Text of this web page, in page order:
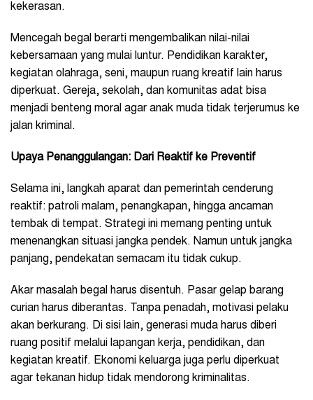
kekerasan.
Mencegah begal berarti mengembalikan nilai-nilai
kebersamaan yang mulai luntur. Pendidikan karakter,
kegiatan olahraga, seni, maupun ruang kreatif lain harus
diperkuat. Gereja, sekolah, dan komunitas adat bisa
menjadi benteng moral agar anak muda tidak terjerumus ke
jalan kriminal.
Upaya Penanggulangan: Dari Reaktif ke Preventif
Selama ini, langkah aparat dan pemerintah cenderung
reaktif: patroli malam, penangkapan, hingga ancaman
tembak di tempat. Strategi ini memang penting untuk
menenangkan situasi jangka pendek. Namun untuk jangka
panjang, pendekatan semacam itu tidak cukup.
Akar masalah begal harus disentuh. Pasar gelap barang
curian harus diberantas. Tanpa penadah, motivasi pelaku
akan berkurang. Di sisi lain, generasi muda harus diberi
ruang positif melalui lapangan kerja, pendidikan, dan
kegiatan kreatif. Ekonomi keluarga juga perlu diperkuat
agar tekanan hidup tidak mendorong kriminalitas.